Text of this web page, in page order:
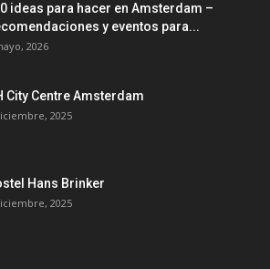
ideas para hacer en Amsterdam –
y eventos para...
2026
City Centre Amsterdam
2025
Hans Brinker
2025